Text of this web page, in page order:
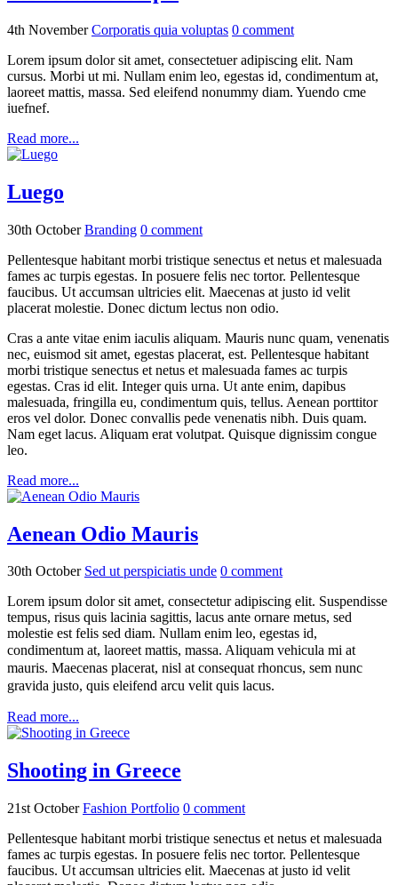
4th NovemberCorporatis quia voluptas 0 comment
Lorem ipsum dolor sit amet, consectetuer adipiscing elit. Nam
cursus. Morbi ut mi. Nullam enim leo, egestas id, condimentum at,
laoreet mattis, massa. Sed eleifend nonummy diam. Yuendo cme
iuefnef.
Read more...
Luego
30th OctoberBranding 0 comment
Pellentesque habitant morbi tristique senectus et netus et malesuada
fames ac turpis egestas. In posuere felis nec tortor. Pellentesque
faucibus. Ut accumsan ultricies elit. Maecenas at justo id velit
placerat molestie. Donec dictum lectus non odio.
Cras a ante vitae enim iaculis aliquam. Mauris nunc quam, venenatis
nec, euismod sit amet, egestas placerat, est. Pellentesque habitant
morbi tristique senectus et netus et malesuada fames ac turpis
egestas. Cras id elit. Integer quis urna. Ut ante enim, dapibus
malesuada, fringilla eu, condimentum quis, tellus. Aenean porttitor
eros vel dolor. Donec convallis pede venenatis nibh. Duis quam.
Nam eget lacus. Aliquam erat volutpat. Quisque dignissim congue
leo.
Read more...
Aenean Odio Mauris
30th October Sed ut perspiciatis unde 0 comment
Lorem ipsum dolor sit amet, consectetur adipiscing elit. Suspendisse
tempus, risus quis lacinia sagittis, lacus ante ornare metus, sed
molestie est felis sed diam. Nullam enim leo, egestas id,
condimentum at, laoreet mattis, massa. Aliquam vehicula mi at
mauris. Maecenas placerat, nisl at consequat rhoncus, sem nunc
gravida justo, quis eleifend arcu velit quis lacus.
Read more...
Shooting in Greece
21st OctoberFashion Portfolio 0 comment
Pellentesque habitant morbi tristique senectus et netus et malesuada
fames ac turpis egestas. In posuere felis nec tortor. Pellentesque
faucibus. Ut accumsan ultricies elit. Maecenas at justo id velit